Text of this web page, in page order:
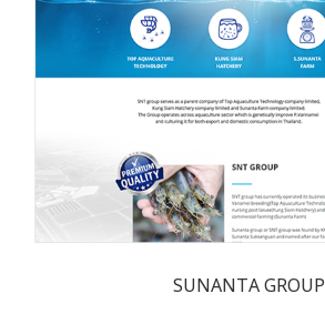
SUNANTA GROUP